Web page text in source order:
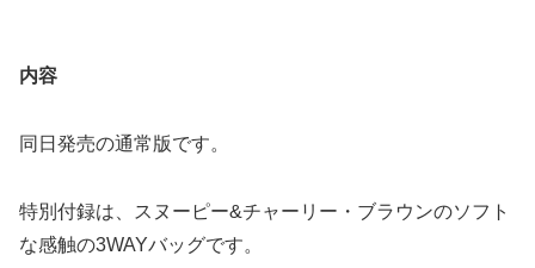
内容
同日発売の通常版です。
特別付録は、スヌーピー&チャーリー・ブラウンのソフト
な感触の3WAYバッグです。